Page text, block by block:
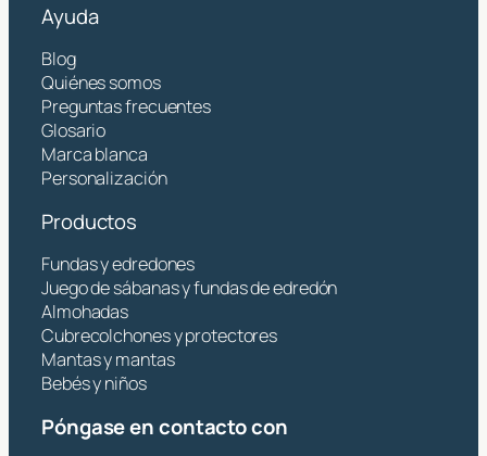
Ayuda
Blog
Quiénes somos
Preguntas frecuentes
Glosario
Marca blanca
Personalización
Productos
Fundas y edredones
Juego de sábanas y fundas de edredón
Almohadas
Cubrecolchones y protectores
Mantas y mantas
Bebés y niños
Póngase en contacto con